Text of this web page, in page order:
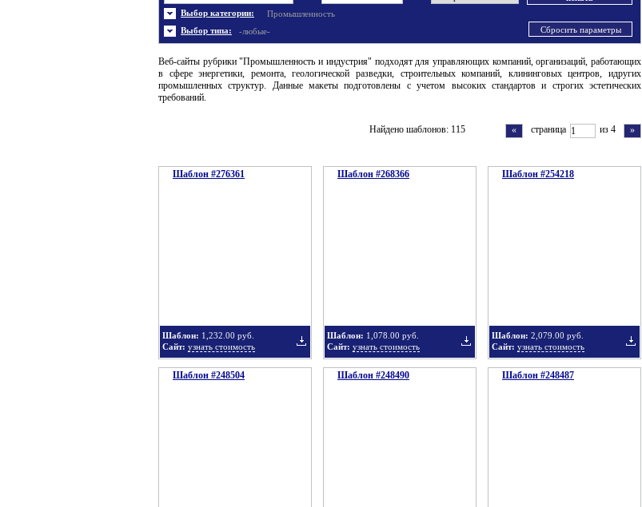
Выбор категории: Промышленность
Энергетика
Выбор типа: -любые-
Шаблоны не скачивались
Шаблоны флеш сайтов
Сбросить параметры
Веб-сайты рубрики "Промышленность и индустрия" подходят для управляющих компаний, организаций, работающих
в сфере энергетики, ремонта, геологической разведки, строительных компаний, клининговых центров, идругих
промышленных структур. Данные макеты подготовлены с учетом высоких стандартов и строгих эстетических
требований.
»
страница из 4
«
Найдено шаблонов: 115
Шаблон #276361
Шаблон: 1,232.00 руб.
Сайт: узнать стоимость
Шаблон #268366
Шаблон: 1,078.00 руб.
Сайт: узнать стоимость
Шаблон #254218
Шаблон: 2,079.00 руб.
Сайт: узнать стоимость
Шаблон #248504 Шаблон #248490 Шаблон #248487